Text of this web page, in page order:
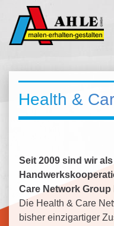
Health &
Seit 2009 sind wir
Care Network Group
Die Health & Care
bisher einzigartiger